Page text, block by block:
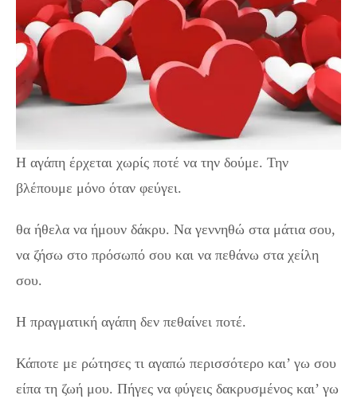
Η αγάπη έρχεται χωρίς ποτέ να την δούμε. Την
βλέπουμε μόνο όταν φεύγει.
θα ήθελα να ήμουν δάκρυ. Να γεννηθώ στα μάτια σου,
να ζήσω στο πρόσωπό σου και να πεθάνω στα χείλη
σου.
Η πραγματική αγάπη δεν πεθαίνει ποτέ.
Κάποτε με ρώτησες τι αγαπώ περισσότερο και’ γω σου
είπα τη ζωή μου. Πήγες να φύγεις δακρυσμένος και’ γω